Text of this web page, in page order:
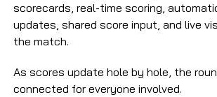
scorecards, real-time scoring,
updates, shared score input, and live
the match.
As scores update hole by hole, the
connected for everyone involved.